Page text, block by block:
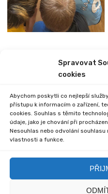
Spravovat
cookies
Abychom poskytli co nejlepší
přístupu k informacím o zařízení,
cookies. Souhlas s těmito
údaje, jako je chování při
Nesouhlas nebo odvolání
vlastnosti a funkce.
Comments are closed.